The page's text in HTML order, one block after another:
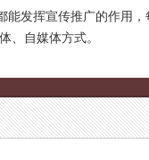
能发挥宣传推广的作用
、自媒体方式。